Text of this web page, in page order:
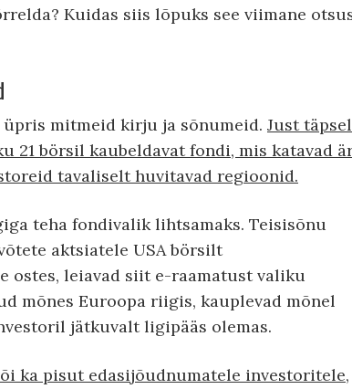
Kuidas siis lõpuks see viimane
mitmeid kirju ja sõnumeid. Just
21 börsil kaubeldavat fondi, mis katavad
tavaliselt huvitavad regioonid.
teha fondivalik lihtsamaks. Teisisõnu
aktsiatele USA börsilt
ostes, leiavad siit e-raamatust valiku
mõnes Euroopa riigis, kauplevad mõnel
jätkuvalt ligipääs olemas.
ka pisut edasijõudnumatele investoritele,